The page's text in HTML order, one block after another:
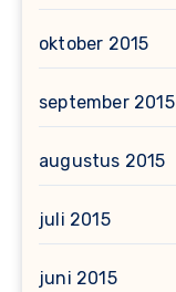
oktober 2015
september 2015
augustus 2015
juli 2015
juni 2015